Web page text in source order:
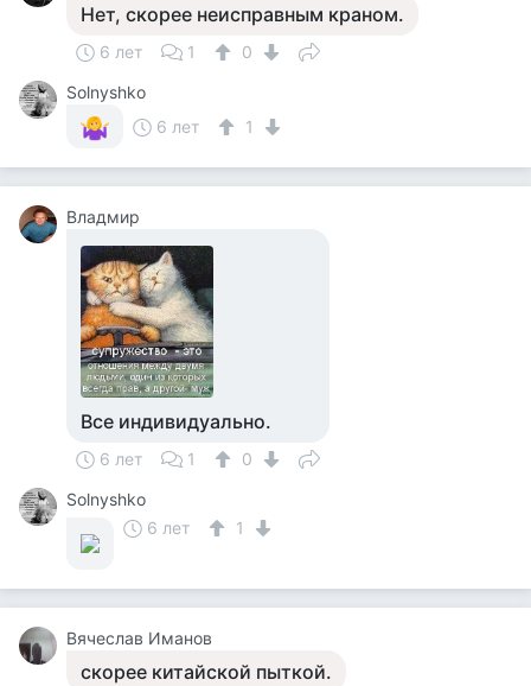
Нет, скорее неисправным краном.
6 лет 1
0
Solnyshko
6 лет
1
Владмир
Все индивидуально.
6 лет 1
0
Solnyshko
6 лет
1
Вячеслав Иманов
скорее китайской пыткой.